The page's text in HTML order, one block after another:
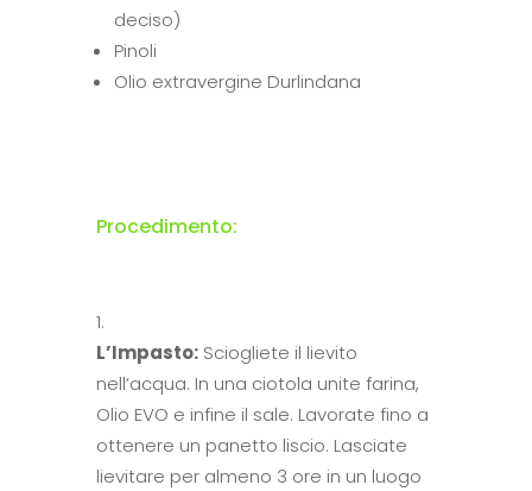
deciso)
Pinoli
Olio extravergine Durlindana
Procedimento:
L’Impasto:Sciogliete il lievito
nell’acqua. In una ciotola unite farina,
Olio EVO e infine il sale. Lavorate fino a
ottenere un panetto liscio. Lasciate
lievitare per almeno 3 ore in un luogo